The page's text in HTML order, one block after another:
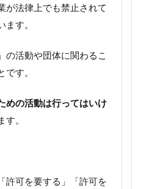
が法律上でも禁止されて
す。
」の活動や団体に関わるこ
す。
めの活動は行ってはいけ
。
許可を要する」「許可を